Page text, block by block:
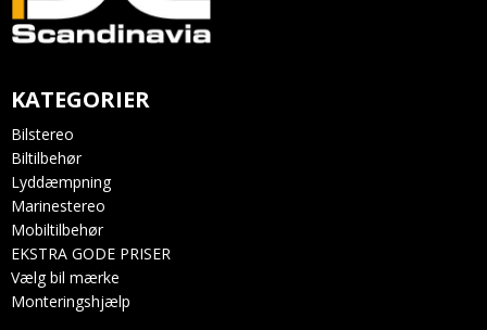
KATEGORIER
Bilstereo
Biltilbehør
Lyddæmpning
Marinestereo
Mobiltilbehør
EKSTRA GODE PRISER
Vælg bil mærke
Monteringshjælp